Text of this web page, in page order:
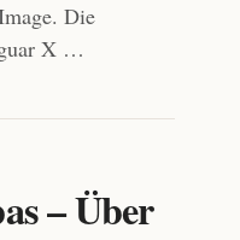
Die
X …
– Über